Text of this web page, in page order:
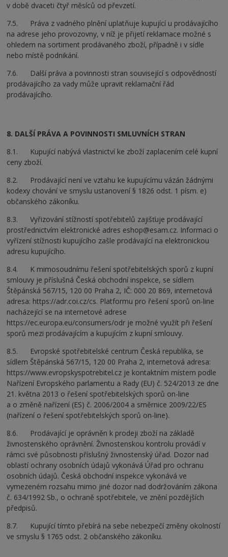
v době dvaceti čtyř měsíců od převzetí.
7.5. Práva z vadného plnění uplatňuje kupující u prodávajícího
na adrese jeho provozovny, v níž je přijetí reklamace možné s
ohledem na sortiment prodávaného zboží, případně i v sídle
nebo místě podnikání.
7.6. Další práva a povinnosti stran související s odpovědností
prodávajícího za vady může upravit reklamační řád
prodávajícího.
8. DALŠÍ PRÁVA A POVINNOSTI SMLUVNÍCH STRAN
8.1. Kupující nabývá vlastnictví ke zboží zaplacením celé kupní
ceny zboží.
8.2. Prodávající není ve vztahu ke kupujícímu vázán žádnými
kodexy chování ve smyslu ustanovení § 1826 odst. 1 písm. e)
občanského zákoníku.
8.3. Vyřizování stížností spotřebitelů zajišťuje prodávající
prostřednictvím elektronické adres eshop@esam.cz. Informaci o
vyřízení stížnosti kupujícího zašle prodávající na elektronickou
adresu kupujícího.
8.4. K mimosoudnímu řešení spotřebitelských sporů z kupní
smlouvy je příslušná Česká obchodní inspekce, se sídlem
Štěpánská 567/15, 120 00 Praha 2, IČ: 000 20 869, internetová
adresa: https://adr.coi.cz/cs. Platformu pro řešení sporů on-line
nacházející se na internetové adrese
https://ec.europa.eu/consumers/odr je možné využít při řešení
sporů mezi prodávajícím a kupujícím z kupní smlouvy.
8.5. Evropské spotřebitelské centrum Česká republika, se
sídlem Štěpánská 567/15, 120 00 Praha 2, internetová adresa:
https://www.evropskyspotrebitel.cz je kontaktním místem podle
Nařízení Evropského parlamentu a Rady (EU) č. 524/2013 ze dne
21. května 2013 o řešení spotřebitelských sporů on-line
a o změně nařízení (ES) č. 2006/2004 a směrnice 2009/22/ES
(nařízení o řešení spotřebitelských sporů on-line).
8.6. Prodávající je oprávněn k prodeji zboží na základě
živnostenského oprávnění. Živnostenskou kontrolu provádí v
rámci své působnosti příslušný živnostenský úřad. Dozor nad
oblastí ochrany osobních údajů vykonává Úřad pro ochranu
osobních údajů. Česká obchodní inspekce vykonává ve
vymezeném rozsahu mimo jiné dozor nad dodržováním zákona
č. 634/1992 Sb., o ochraně spotřebitele, ve znění pozdějších
předpisů.
8.7. Kupující tímto přebírá na sebe nebezpečí změny okolností
ve smyslu § 1765 odst. 2 občanského zákoníku.